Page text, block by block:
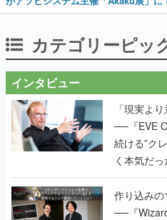
カテゴリーピッ
インタビュー
「現実よ
──『EVE
続ける”ク
く本気だっ
作り込み
──『